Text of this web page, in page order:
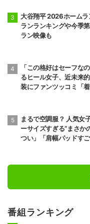
大谷翔平 2026ホームラ
ランランキングや今季
ラン映像も
「この格好はセーフな
るヒール女子、近未来
装にファンツッコミ「
まるで空調服？ 人気女
ーサイズすぎる”まさか
つい」「肩幅パッドすご
番組ランキング